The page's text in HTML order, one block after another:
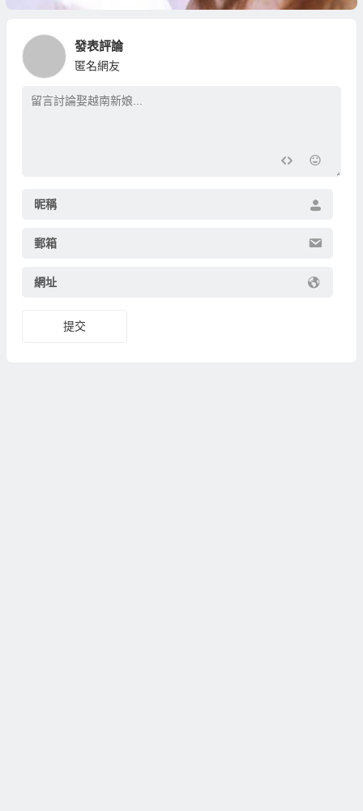
發表評論
匿名網友
昵稱
郵箱
網址
提交